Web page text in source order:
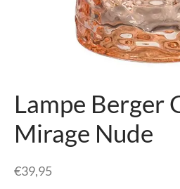
Lampe Berger
Mirage Nude
€39,95
Kussens
& Schalen